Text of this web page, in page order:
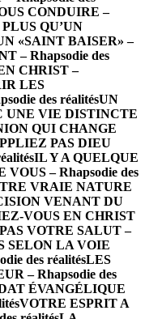
CONDUIRE –
QU’UN
«SAINT BAISER» –
– Rhapsodie des
CHRIST –
LES
des réalitésUN
UNE VIE DISTINCTE
QUI CHANGE
PAS DIEU
IL Y A QUELQUE
– Rhapsodie des
VRAIE NATURE
VENANT DU
VOUS EN CHRIST
VOTRE SALUT –
SELON LA VOIE
des réalitésLES
– Rhapsodie des
ÉVANGÉLIQUE
VOTRE ESPRIT A